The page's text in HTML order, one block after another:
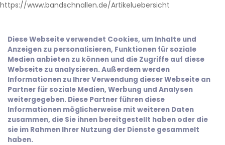
https://www.bandschnallen.de/Artikeluebersicht
Diese Webseite verwendet Cookies, um Inhalte und
Anzeigen zu personalisieren, Funktionen für soziale
Medien anbieten zu können und die Zugriffe auf diese
Webseite zu analysieren. Außerdem werden
Informationen zu Ihrer Verwendung dieser Webseite an
Partner für soziale Medien, Werbung und Analysen
weitergegeben. Diese Partner führen diese
Informationen möglicherweise mit weiteren Daten
zusammen, die Sie ihnen bereitgestellt haben oder die
sie im Rahmen Ihrer Nutzung der Dienste gesammelt
haben.